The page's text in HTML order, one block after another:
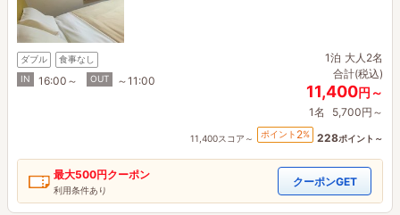
ダブル
食事なし
IN
16:00～ OUT ～11:00
1泊 大人2名
合計(税込)
11,400円～
1名 5,700円～
11,400スコア～ ポイント 2% 228ポイント～
最大500円クーポン
利用条件あり
クーポンGET